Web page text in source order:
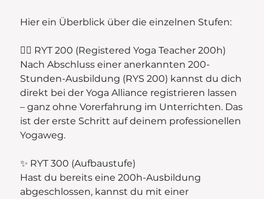
Hier ein Überblick über die einzelnen Stufen:
🧘‍♀️ RYT 200 (Registered Yoga Teacher 200h)
Nach Abschluss einer anerkannten 200-
Stunden-Ausbildung (RYS 200) kannst du dich
direkt bei der Yoga Alliance registrieren lassen
– ganz ohne Vorerfahrung im Unterrichten. Das
ist der erste Schritt auf deinem professionellen
Yogaweg.
✨ RYT 300 (Aufbaustufe)
Hast du bereits eine 200h-Ausbildung
abgeschlossen, kannst du mit einer